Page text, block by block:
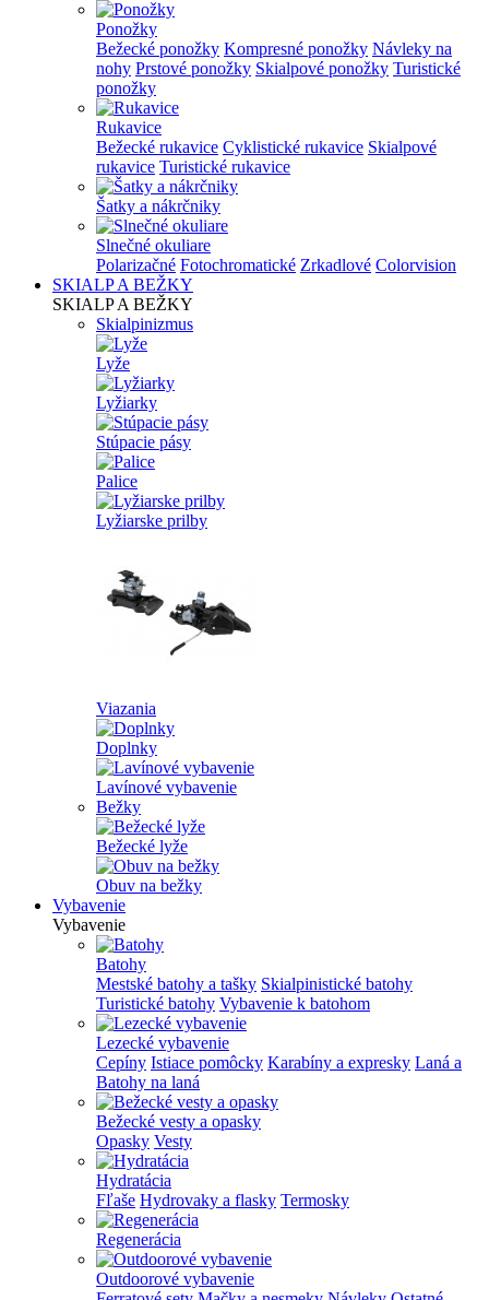
Ponožky
Bežecké ponožky Kompresné ponožky Návleky na
nohy Prstové ponožky Skialpové ponožky Turistické
ponožky
Rukavice
Bežecké rukavice Cyklistické rukavice Skialpové
rukavice Turistické rukavice
Šatky a nákrčniky
Slnečné okuliare
Polarizačné Fotochromatické Zrkadlové Colorvision
SKIALP A BEŽKY
SKIALP A BEŽKY
Skialpinizmus
Lyže
Lyžiarky
Stúpacie pásy
Palice
Lyžiarske prilby
Viazania
Doplnky
Lavínové vybavenie
Bežky
Bežecké lyže
Obuv na bežky
Vybavenie
Vybavenie
Batohy
Mestské batohy a tašky Skialpinistické batohy
Turistické batohy Vybavenie k batohom
Lezecké vybavenie
Cepíny Istiace pomôcky Karabíny a expresky Laná a
Batohy na laná
Bežecké vesty a opasky
Opasky Vesty
Hydratácia
Fľaše Hydrovaky a flasky Termosky
Regenerácia
Outdoorové vybavenie